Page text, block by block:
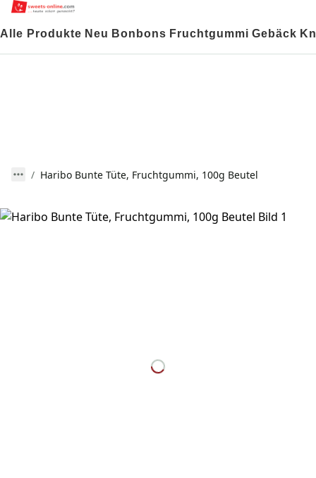
Alle Produkte Neu Bonbons Fruchtgummi Gebäck
Haribo Bunte Tüte, Fruchtgummi, 100g Beutel